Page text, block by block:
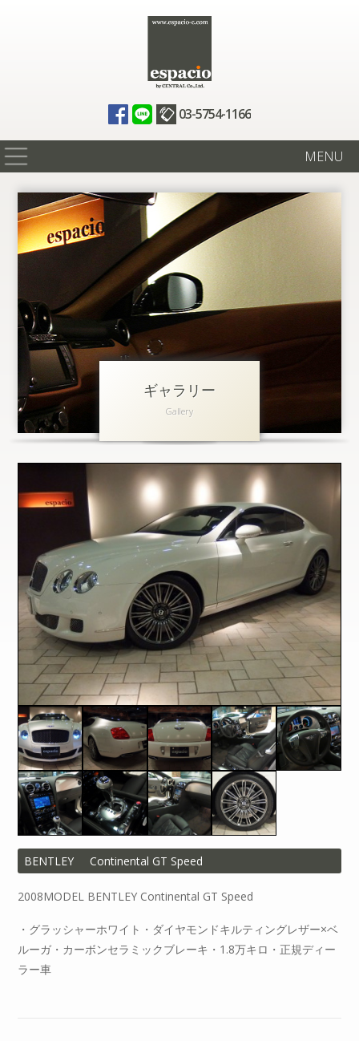
03-5754-1166
MENU
在庫情報
買取査定
ニュース
ギャラリー
アクセス
会社概要
個人情報保護方針
ギャラリー
Gallery
BENTLEY Continental GT Speed
2008MODEL BENTLEY Continental GT Speed
・グラッシャーホワイト・ダイヤモンドキルティングレザー×ベ
ルーガ・カーボンセラミックブレーキ・1.8万キロ・正規ディー
ラー車